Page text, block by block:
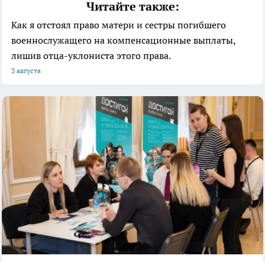
Читайте также:
Как я отстоял право матери и сестры погибшего
военнослужащего на компенсационные выплаты,
лишив отца-уклониста этого права.
3 августа